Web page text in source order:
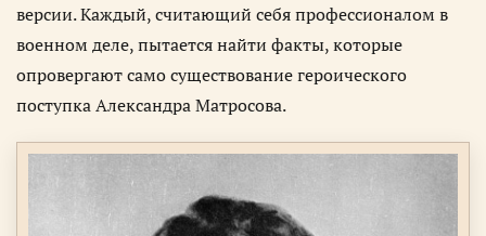
версии. Каждый, считающий себя профессионалом в
военном деле, пытается найти факты, которые
опровергают само существование героического
поступка Александра Матросова.